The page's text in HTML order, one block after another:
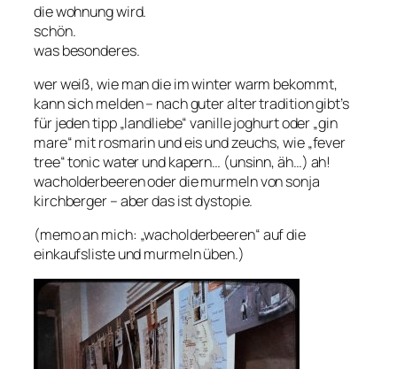
die wohnung wird.
schön.
was besonderes.
wer weiß, wie man die im winter warm bekommt,
kann sich melden – nach guter alter tradition gibt’s
für jeden tipp „landliebe“ vanille joghurt oder „gin
mare“ mit rosmarin und eis und zeuchs, wie „fever
tree“ tonic water und kapern… (unsinn, äh…) ah!
wacholderbeeren oder die murmeln von sonja
kirchberger – aber das ist dystopie.
(memo an mich: „wacholderbeeren“ auf die
einkaufsliste und murmeln üben.)